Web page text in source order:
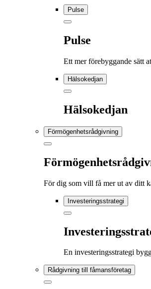
Pulse
Pulse
Ett mer förebyggande sätt
Hälsokedjan
Hälsokedjan
Förmögenhetsrådgivning
För dig som vill få mer ut av ditt
Investeringsstrategi
En investeringsstrategi
Rådgivning till fåmansföretag